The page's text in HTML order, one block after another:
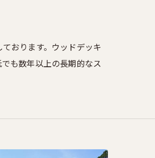
おります。ウッドデッキ
も数年以上の長期的なス